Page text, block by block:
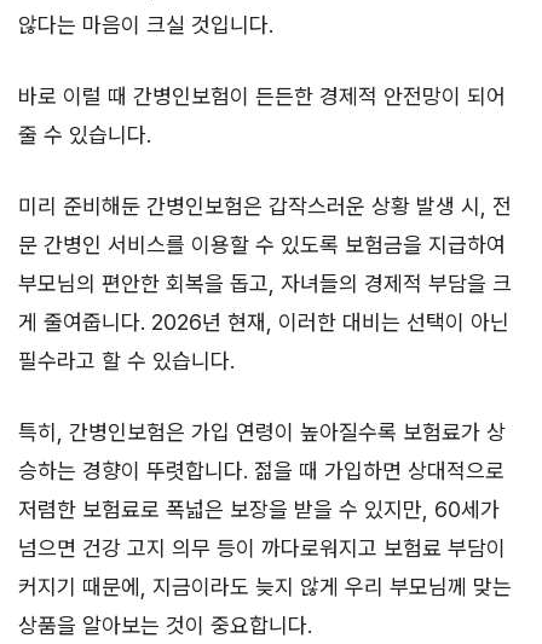
않다는 마음이 크실 것입니다.
바로 이럴 때 간병인보험이 든든한 경제적 안전망이 되어
줄 수 있습니다.
미리 준비해둔 간병인보험은 갑작스러운 상황 발생 시, 전
문 간병인 서비스를 이용할 수 있도록 보험금을 지급하여
부모님의 편안한 회복을 돕고, 자녀들의 경제적 부담을 크
게 줄여줍니다. 2026년 현재, 이러한 대비는 선택이 아닌
필수라고 할 수 있습니다.
특히, 간병인보험은 가입 연령이 높아질수록 보험료가 상
승하는 경향이 뚜렷합니다. 젊을 때 가입하면 상대적으로
저렴한 보험료로 폭넓은 보장을 받을 수 있지만, 60세가
넘으면 건강 고지 의무 등이 까다로워지고 보험료 부담이
커지기 때문에, 지금이라도 늦지 않게 우리 부모님께 맞는
상품을 알아보는 것이 중요합니다.